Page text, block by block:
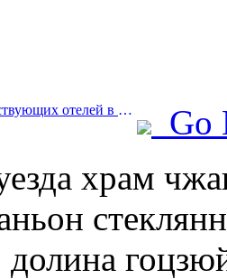
Prev:Проблемы существующих отелей в эпоху 2.0: модернизация — это основа, это настоящая инновация ценности
Go
храм